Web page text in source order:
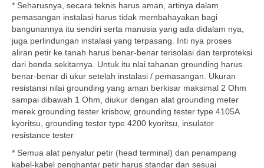
* Seharusnya, secara teknis harus aman, artinya dalam
pemasangan instalasi harus tidak membahayakan bagi
bangunannya itu sendiri serta manusia yang ada didalam nya,
juga perlindungan instalasi yang terpasang. Inti nya proses
aliran petir ke tanah harus benar-benar terisolasi dan terproteksi
dari benda sekitarnya. Untuk itu nlai tahanan grounding harus
benar-benar di ukur setelah instalasi / pemasangan. Ukuran
resistansi nilai grounding yang aman berkisar maksimal 2 Ohm
sampai dibawah 1 Ohm, diukur dengan alat grounding meter
merek grounding tester krisbow, grounding tester type 4105A
kyoritsu, grounding tester type 4200 kyoritsu, insulator
resistance tester
* Semua alat penyalur petir (head terminal) dan penampang
kabel-kabel penghantar petir harus standar dan sesuai